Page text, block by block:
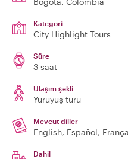
Kategori
City Highlight Tours
Süre
3 saat
Ulaşım şekli
Yürüyüş turu
Mevcut diller
English, Español,
Dahil